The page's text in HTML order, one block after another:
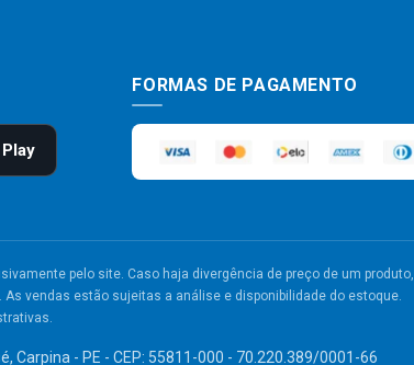
FORMAS DE PAGAMENTO
pelo site. Caso haja divergência de preço de um produto,
vendas estão sujeitas a análise e disponibilidade do estoque.
Carpina - PE - CEP: 55811-000 - 70.220.389/0001-66